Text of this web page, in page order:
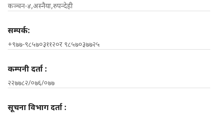
कञ्चन-४,अस्नैया,रुपन्देही
सम्पर्क:
+९७७-९८५७०३११२०र ९८५७०३७७२५
कम्पनी दर्ता :
२२७७८२/०७६/०७७
सूचना विभाग दर्ता :